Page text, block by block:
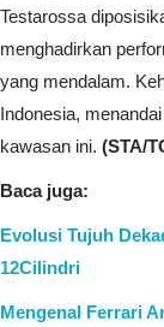
Testarossa
menghadirkan
yang mendalam.
Indonesia,
kawasan ini. (STA/
Baca juga:
Evolusi Tujuh
12Cilindri
Mengenal Ferrari